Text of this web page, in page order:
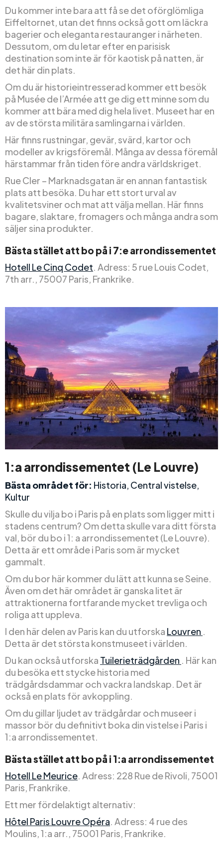
Du kommer inte bara att få se det oförglömliga
Eiffeltornet, utan det finns också gott om läckra
bagerier och eleganta restauranger i närheten.
Dessutom, om du letar efter en parisisk
destination som inte är för kaotisk på natten, är
det här din plats.
Om du är historieintresserad kommer ett besök
på Musée de l’Armée att ge dig ett minne som du
kommer att bära med dig hela livet. Museet har en
av de största militära samlingarna i världen.
Här finns rustningar, gevär, svärd, kartor och
modeller av krigsföremål. Många av dessa föremål
härstammar från tiden före andra världskriget.
Rue Cler – Marknadsgatan är en annan fantastisk
plats att besöka. Du har ett stort urval av
kvalitetsviner och mat att välja mellan. Här finns
bagare, slaktare, fromagers och många andra som
säljer sina produkter.
Bästa stället att bo på i 7:e arrondissementet
Hotell Le Cinq Codet. Adress: 5 rue Louis Codet,
7th arr., 75007 Paris, Frankrike.
1:a arrondissementet (Le Louvre)
Bästa området för: Historia, Central vistelse,
Kultur
Skulle du vilja bo i Paris på en plats som ligger mitt i
stadens centrum? Om detta skulle vara ditt första
val, bör du bo i 1: a arrondissementet (Le Louvre).
Detta är ett område i Paris som är mycket
gammalt.
Om du bor här kommer du lätt att kunna se Seine.
Även om det här området är ganska litet är
attraktionerna fortfarande mycket trevliga och
roliga att uppleva.
I den här delen av Paris kan du utforska Louvren .
Detta är det största konstmuseet i världen.
Du kan också utforska Tuilerieträdgården . Här kan
du besöka ett stycke historia med
trädgårdsdammar och vackra landskap. Det är
också en plats för avkoppling.
Om du gillar ljudet av trädgårdar och museer i
massor bör du definitivt boka din vistelse i Paris i
1:a arrondissementet.
Bästa stället att bo på i 1:a arrondissementet
Hotell Le Meurice. Adress: 228 Rue de Rivoli, 75001
Paris, Frankrike.
Ett mer fördelaktigt alternativ:
Hôtel Paris Louvre Opéra. Adress: 4 rue des
Moulins, 1:a arr., 75001 Paris, Frankrike.